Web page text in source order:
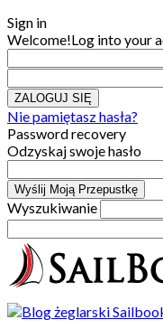
Sign in
Welcome!Log into your
Nie pamiętasz hasła?
Password recovery
Odzyskaj swoje hasło
Wyszukiwanie